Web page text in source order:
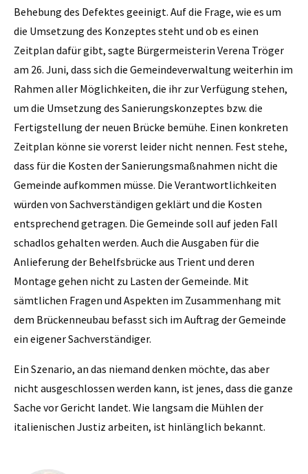
Behebung des Defektes geeinigt. Auf die Frage, wie es um
die Umsetzung des Konzeptes steht und ob es einen
Zeitplan dafür gibt, sagte Bürgermeisterin Verena Tröger
am 26. Juni, dass sich die Gemeindeverwaltung weiterhin im
Rahmen aller Möglichkeiten, die ihr zur Verfügung stehen,
um die Umsetzung des Sanierungskonzeptes bzw. die
Fertigstellung der neuen Brücke bemühe. Einen konkreten
Zeitplan könne sie vorerst leider nicht nennen. Fest stehe,
dass für die Kosten der Sanierungsmaßnahmen nicht die
Gemeinde aufkommen müsse. Die Verantwortlichkeiten
würden von Sachverständigen geklärt und die Kosten
entsprechend getragen. Die Gemeinde soll auf jeden Fall
schadlos gehalten werden. Auch die Ausgaben für die
Anlieferung der Behelfsbrücke aus Trient und deren
Montage gehen nicht zu Lasten der Gemeinde. Mit
sämtlichen Fragen und Aspekten im Zusammenhang mit
dem Brückenneubau befasst sich im Auftrag der Gemeinde
ein eigener Sachverständiger.
Ein Szenario, an das niemand denken möchte, das aber
nicht ausgeschlossen werden kann, ist jenes, dass die ganze
Sache vor Gericht landet. Wie langsam die Mühlen der
italienischen Justiz arbeiten, ist hinlänglich bekannt.